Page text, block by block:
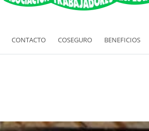
CONTACTO COSEGURO BENEFICIOS